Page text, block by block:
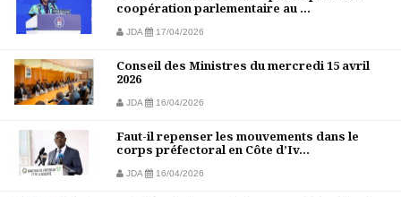
coopération parlementaire au ...
JDA 17/04/2026
Conseil des Ministres du mercredi 15 avril
2026
JDA 16/04/2026
Faut-il repenser les mouvements dans le
corps préfectoral en Côte d’Iv...
JDA 16/04/2026